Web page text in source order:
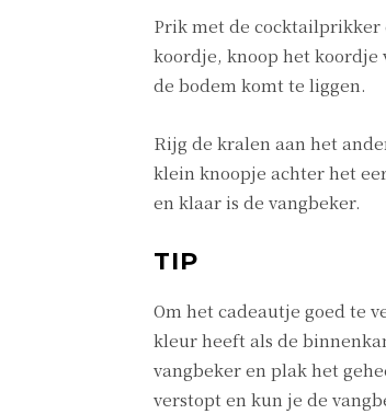
Prik met de cocktailprikker
koordje, knoop het
de bodem komt te liggen.
Rijg de kralen aan het
klein knoopje achter het
en klaar is de vangbeker.
TIP
Om het cadeautje goed te
kleur heeft als de
vangbeker en plak het
verstopt en kun je de